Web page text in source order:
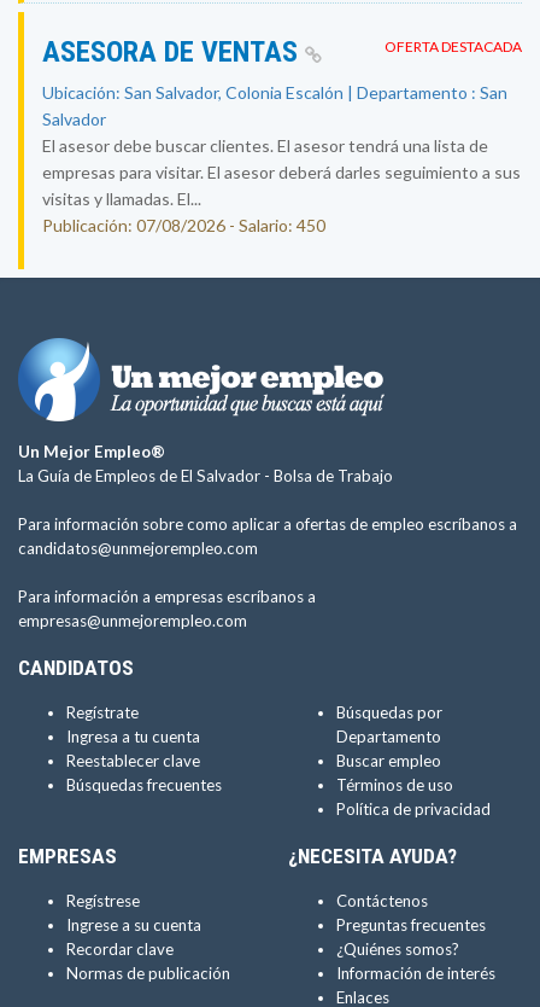
OFERTA DESTACADA
ASESORA DE VENTAS
Ubicación: San Salvador, Colonia Escalón | Departamento : San
Salvador
El asesor debe buscar clientes. El asesor tendrá una lista de
empresas para visitar. El asesor deberá darles seguimiento a sus
visitas y llamadas. El...
Publicación: 07/08/2026 - Salario: 450
Un Mejor Empleo®
La Guía de Empleos de El Salvador - Bolsa de Trabajo
Para información sobre como aplicar a ofertas de empleo escríbanos a
candidatos@unmejorempleo.com
Para información a empresas escríbanos a
empresas@unmejorempleo.com
CANDIDATOS
Regístrate
Ingresa a tu cuenta
Reestablecer clave
Búsquedas frecuentes
Búsquedas por
Departamento
Buscar empleo
Términos de uso
Política de privacidad
EMPRESAS
Regístrese
Ingrese a su cuenta
Recordar clave
Normas de publicación
¿NECESITA AYUDA?
Contáctenos
Preguntas frecuentes
¿Quiénes somos?
Información de interés
Enlaces